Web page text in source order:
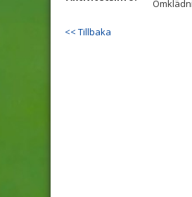
<< Tillbaka